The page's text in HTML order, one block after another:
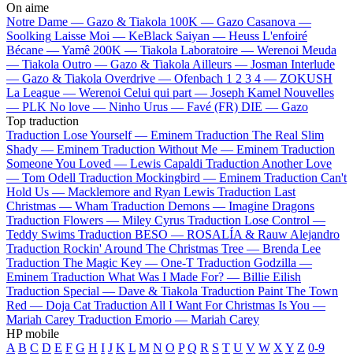
On aime
Notre Dame — Gazo & Tiakola 100K — Gazo Casanova —
Soolking Laisse Moi — KeBlack Saiyan — Heuss L'enfoiré
Bécane —Yamê 200K — Tiakola Laboratoire — Werenoi Meuda
— Tiakola Outro — Gazo & Tiakola Ailleurs — Josman Interlude
— Gazo & Tiakola Overdrive — Ofenbach 1 2 3 4 — ZOKUSH
La League — Werenoi Celui qui part — Joseph Kamel Nouvelles
— PLK No love — Ninho Urus — Favé (FR) DIE — Gazo
Top traduction
Traduction Lose Yourself — Eminem Traduction The Real Slim
Shady — Eminem Traduction Without Me — Eminem Traduction
Someone You Loved — Lewis Capaldi Traduction Another Love
— Tom Odell Traduction Mockingbird — Eminem Traduction Can't
Hold Us — Macklemore and Ryan Lewis Traduction Last
Christmas — Wham Traduction Demons — Imagine Dragons
Traduction Flowers — Miley Cyrus Traduction Lose Control —
Teddy Swims Traduction BESO — ROSALÍA & Rauw Alejandro
Traduction Rockin' Around The Christmas Tree — Brenda Lee
Traduction The Magic Key — One-T Traduction Godzilla —
Eminem Traduction What Was I Made For? — Billie Eilish
Traduction Special — Dave & Tiakola Traduction Paint The Town
Red — Doja Cat Traduction All I Want For Christmas Is You —
Mariah Carey Traduction Emorio — Mariah Carey
HP mobile
A B C D E F G H I J K L M N O P Q R S T U V W X Y Z 0-9